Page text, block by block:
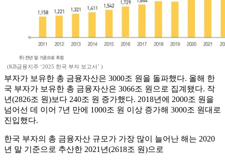
(KB금융지주 ‘2025 한국 부자 보고서’ )
부자가 보유한 총 금융자산은 3000조 원을 돌파했다. 올해 한
국 부자가 보유한 총 금융자산은 3066조 원으로 집계됐다. 작
년(2826조 원)보다 240조 원 증가했다. 2018년에 2000조 원을
넘어선 데 이어 7년 만에 1000조 원 이상 증가해 3000조 원대로
진입했다.
한국 부자의 총 금융자산 규모가 가장 많이 늘어난 해는 2020
년 말 기준으로 추산한 2021년(2618조 원)으로